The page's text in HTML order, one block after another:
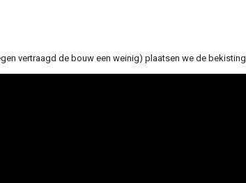
vertraagd de bouw een weinig) plaatsen we de